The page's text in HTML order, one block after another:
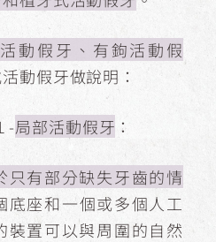
動假牙、有鉤活動假
動假牙做說明：
-局部活動假牙 ：
只有部分缺失牙齒的情
底座和一個或多個人工
裝置可以與周圍的自然